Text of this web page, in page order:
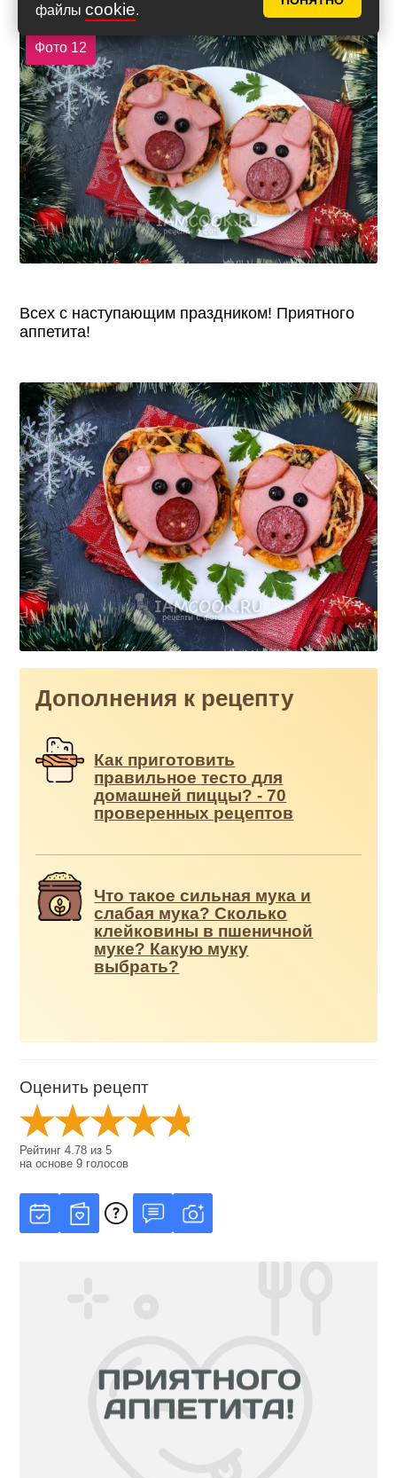
файлы cookie.
Фото 12
Всех с наступающим праздником! Приятного
аппетита!
Дополнения к рецепту
Как приготовить
правильное тесто для
домашней пиццы? - 70
проверенных рецептов
Что такое сильная мука и
слабая мука? Сколько
клейковины в пшеничной
муке? Какую муку
выбрать?
Оценить рецепт
Рейтинг4.78 из5
на основе9 голосов